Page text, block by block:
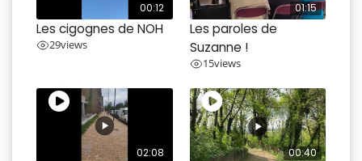
00:12
Les cigognes de NOH
29views
01:15
Les paroles de
Suzanne !
15views
02:08 00:40